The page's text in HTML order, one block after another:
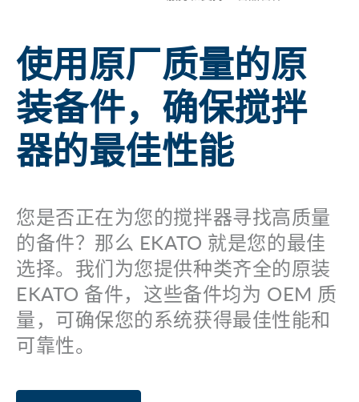
receive
the
answer
to
your
Search for:
使用原厂质量的原
装备件，确保搅拌
器的最佳性能
您是否正在为您的搅拌器寻找高质量
的备件？那么 EKATO 就是您的最佳
选择。我们为您提供种类齐全的原装
EKATO 备件，这些备件均为 OEM 质
量，可确保您的系统获得最佳性能和
可靠性。